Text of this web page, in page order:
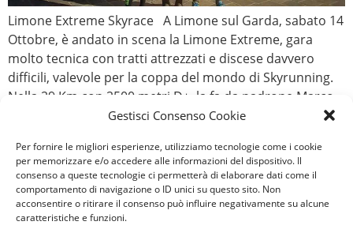
Gestisci Consenso Cookie
Per fornire le migliori esperienze, utilizziamo tecnologie come i cookie
per memorizzare e/o accedere alle informazioni del dispositivo. Il
consenso a queste tecnologie ci permetterà di elaborare dati come il
comportamento di navigazione o ID unici su questo sito. Non
acconsentire o ritirare il consenso può influire negativamente su alcune
caratteristiche e funzioni.
Limone Extreme Skyrace A Limone sul Garda, sabato 14
Ottobre, è andato in scena la Limone Extreme, gara
molto tecnica con tratti attrezzati e discese davvero
difficili, valevole per la coppa del mondo di Skyrunning.
Nella 29 Km con 2500 metri D+, la fa da padrone Marco
de Gasperi seguito da Jan Margarit e […]
←Previous Next
A.S.D. Team Marguareis